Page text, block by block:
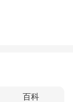
百科